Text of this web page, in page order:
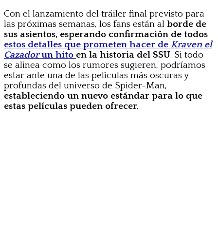
Con el lanzamiento del tráiler final previsto para
las próximas semanas, los fans están al borde de
sus asientos, esperando confirmación de todos
estos detalles que prometen hacer de Kraven el
Cazadorun hito en la historia del SSU. Si todo
se alinea como los rumores sugieren, podríamos
estar ante una de las películas más oscuras y
profundas del universo de Spider-Man,
estableciendo un nuevo estándar para lo que
estas películas pueden ofrecer.